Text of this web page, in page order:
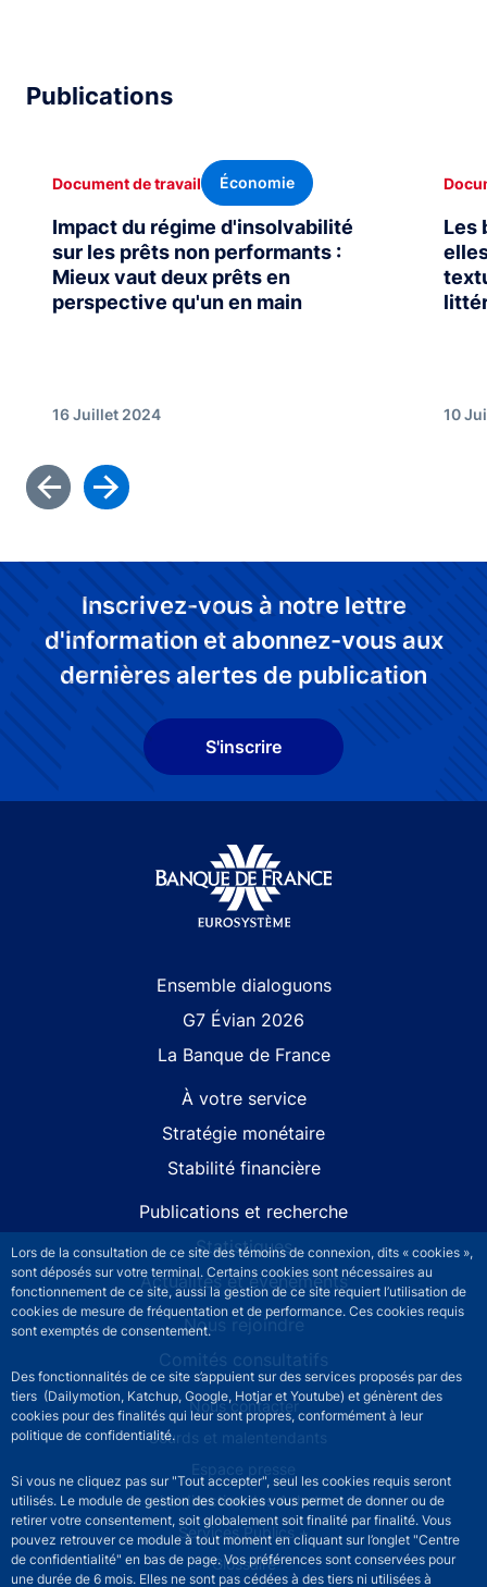
Lors de la consultation de ce site des témoins de connexion, dits « cookies »,
sont déposés sur votre terminal. Certains cookies sont nécessaires au
fonctionnement de ce site, aussi la gestion de ce site requiert l’utilisation de
cookies de mesure de fréquentation et de performance. Ces cookies requis
sont exemptés de consentement.
Des fonctionnalités de ce site s’appuient sur des services proposés par des
tiers (Dailymotion, Katchup, Google, Hotjar et Youtube) et génèrent des
cookies pour des finalités qui leur sont propres, conformément à leur
politique de confidentialité.
Si vous ne cliquez pas sur "Tout accepter", seul les cookies requis seront
utilisés. Le module de gestion des cookies vous permet de donner ou de
retirer votre consentement, soit globalement soit finalité par finalité. Vous
pouvez retrouver ce module à tout moment en cliquant sur l’onglet "Centre
de confidentialité" en bas de page. Vos préférences sont conservées pour
une durée de 6 mois. Elles ne sont pas cédées à des tiers ni utilisées à
Publications
Impact du régime d'insolvabilité
sur les prêts non performants :
Mieux vaut deux prêts en
perspective qu'un en main
Document de travail Économie
16 Juillet 2024
Les
10
Inscrivez-vous à notre lettre
d'information et abonnez-vous aux
dernières alertes de publication
S'inscrire
Ensemble dialoguons
G7 Évian 2026
La Banque de France
À votre service
Stratégie monétaire
Stabilité financière
Publications et recherche
Statistiques
Actualités et événements
Nous rejoindre
Comités consultatifs
Footer secondary menuNous contacter
Sourds et malentendants
Espace presse
La direction des Achats
Services Publics +
Glossaire